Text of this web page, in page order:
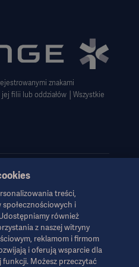
internetowej
z witryny
znakami
filii lub oddziałów │Wszystkie
dla pracowników służby
odbiorców i mają charakter
i dlatego nie należy
obsługi, instrukcji
Firma Getinge nie ponosi
działania lub zaniechania
treści,
i
również
z naszej witryny
reklamom i firmom
i oferują wsparcie dla
Możesz przeczytać